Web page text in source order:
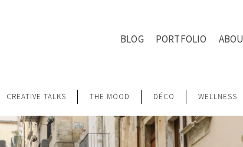
BLOG PORTFOLIO
CREATIVE TALKS THE MOOD DÉCO WELLNESS